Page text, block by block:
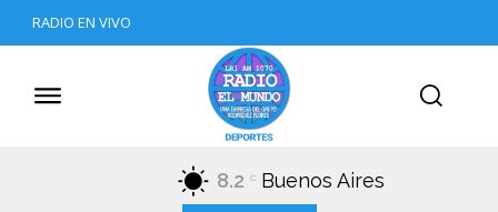
RADIO EN VIVO
8.2 C Buenos Aires